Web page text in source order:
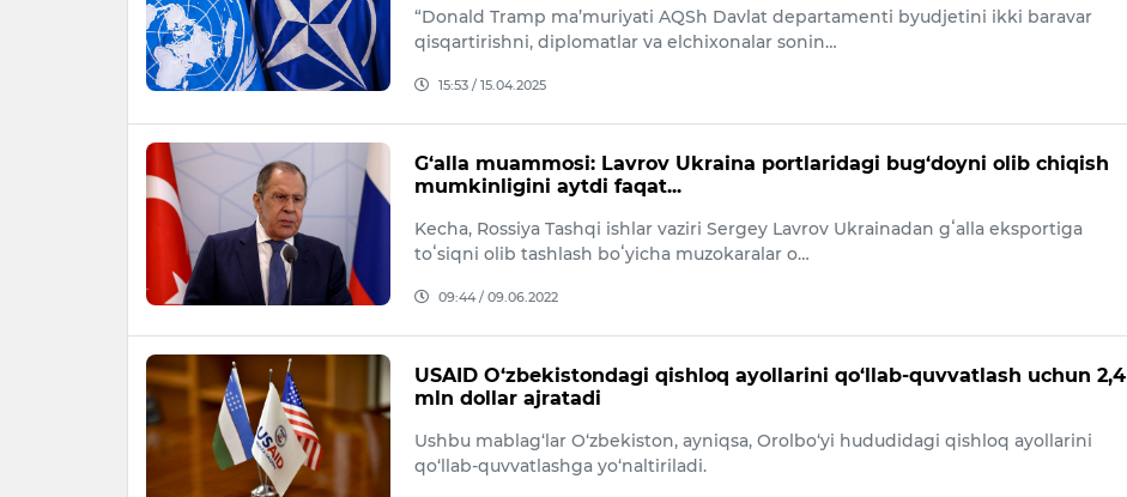
“Donald Tramp ma’muriyati AQSh Davlat departamenti byudjetini ikki baravar
qisqartirishni, diplomatlar va elchixonalar sonin…
15:53 / 15.04.2025
G‘alla muammosi: Lavrov Ukraina portlaridagi bug‘doyni olib chiqish
mumkinligini aytdi faqat...
Kecha, Rossiya Tashqi ishlar vaziri Sergey Lavrov Ukrainadan gʻalla eksportiga
toʻsiqni olib tashlash boʻyicha muzokaralar o…
09:44 / 09.06.2022
USAID O‘zbekistondagi qishloq ayollarini qo‘llab-quvvatlash uchun 2,4
mln dollar ajratadi
Ushbu mablag‘lar O‘zbekiston, ayniqsa, Orolbo‘yi hududidagi qishloq ayollarini
qo‘llab-quvvatlashga yo‘naltiriladi.